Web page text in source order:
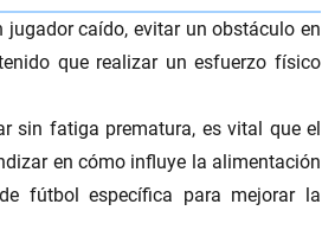
caído, evitar un obstáculo en
que realizar un esfuerzo físico
sin fatiga prematura, es vital que el
en cómo influye la alimentación
fútbol específica para mejorar la